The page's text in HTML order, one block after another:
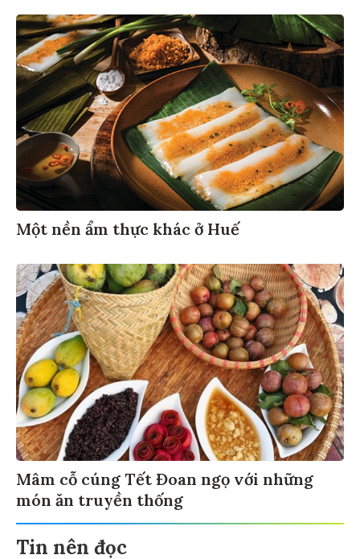
Một nền ẩm thực khác ở Huế
Mâm cỗ cúng Tết Đoan ngọ với những
món ăn truyền thống
Tin nên đọc